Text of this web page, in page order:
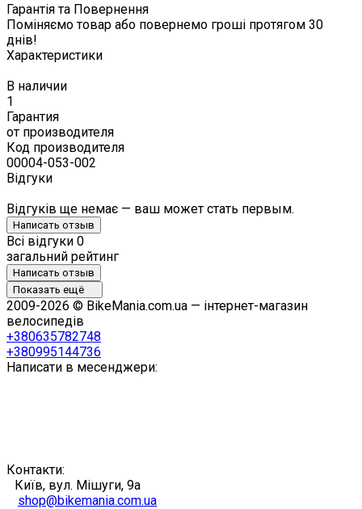
Гарантія та Повернення
Поміняємо товар або повернемо гроші протягом 30
днів!
Характеристики
В наличии
1
Гарантия
от производителя
Код производителя
00004-053-002
Відгуки
Відгуків ще немає — ваш может стать первым.
Написать отзыв
Всі відгуки 0
загальний рейтинг
Написать отзыв
Показать ещё
2009-2026 © BikeMania.com.ua — інтернет-магазин
велосипедів
+380635782748
+380995144736
Написати в месенджери:
Контакти:
Київ, вул. Мішуги, 9а
shop@bikemania.com.ua